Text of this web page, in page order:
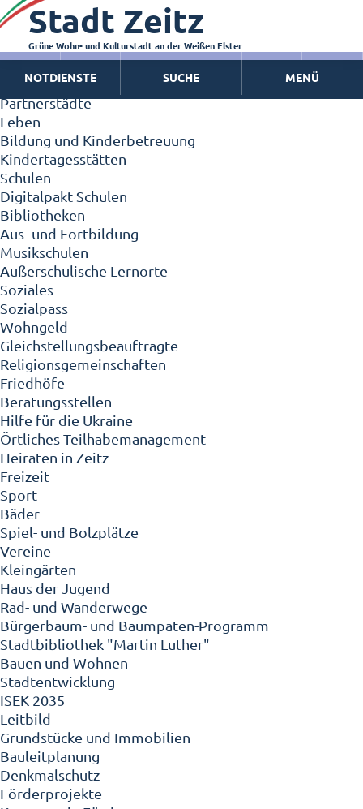
Zeitz - Die Kleinstadt
Willkommen in Zeitz!
Interview mit Oberbürgermeister Christian Thieme
Zeitz - Stadt der Zukunft
Ortschaften
Partnerstädte
Leben
Bildung und Kinderbetreuung
Kindertagesstätten
Schulen
Digitalpakt Schulen
Bibliotheken
Aus- und Fortbildung
Musikschulen
Außerschulische Lernorte
Soziales
Sozialpass
Wohngeld
Gleichstellungsbeauftragte
Religionsgemeinschaften
Friedhöfe
Beratungsstellen
Hilfe für die Ukraine
Örtliches Teilhabemanagement
Heiraten in Zeitz
Freizeit
Sport
Bäder
Spiel- und Bolzplätze
Vereine
Kleingärten
Haus der Jugend
Rad- und Wanderwege
Bürgerbaum- und Baumpaten-Programm
Stadtbibliothek "Martin Luther"
Bauen und Wohnen
Stadtentwicklung
ISEK 2035
Leitbild
Grundstücke und Immobilien
Bauleitplanung
Denkmalschutz
Förderprojekte
Stadt Zeitz
Grüne Wohn- und Kulturstadt an der Weißen Elster
NOTDIENSTE SUCHE MENÜ